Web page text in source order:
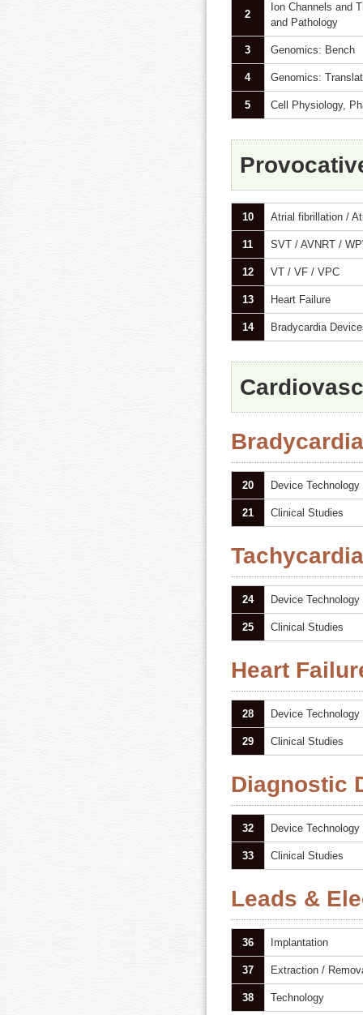
2
Ion Channels and
and Pathology
3 Genomics: Bench
4 Genomics:
5 Cell Physiology,
10 Atrial fibrillation /
11 SVT / AVNRT /
12 VT / VF / VPC
13 Heart Failure
14 Bradycardia
20 Device Technology
21 Clinical Studies
24 Device Technology
25 Clinical Studies
Heart
28 Device Technology
29 Clinical Studies
Diagnostic
32 Device Technology
33 Clinical Studies
Leads &
36 Implantation
37 Extraction /
38 Technology